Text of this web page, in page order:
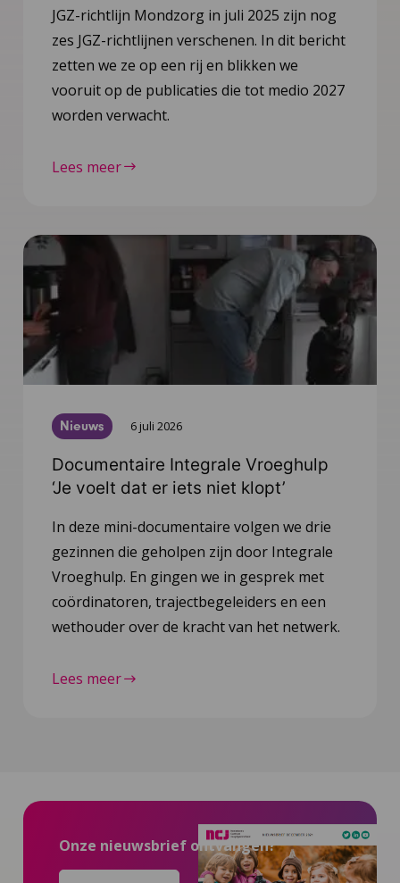
JGZ-richtlijn Mondzorg in juli 2025 zijn nog
zes JGZ-richtlijnen verschenen. In dit bericht
zetten we ze op een rij en blikken we
vooruit op de publicaties die tot medio 2027
worden verwacht.
Lees meer
Nieuws 6 juli 2026
Documentaire Integrale Vroeghulp
‘Je voelt dat er iets niet klopt’
In deze mini-documentaire volgen we drie
gezinnen die geholpen zijn door Integrale
Vroeghulp. En gingen we in gesprek met
coördinatoren, trajectbegeleiders en een
wethouder over de kracht van het netwerk.
Lees meer
Onze nieuwsbrief ontvangen?